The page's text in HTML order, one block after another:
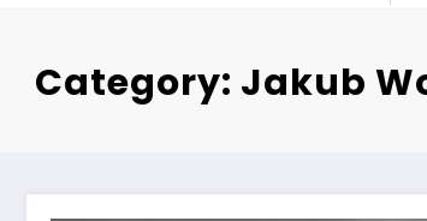
Category: Jakub